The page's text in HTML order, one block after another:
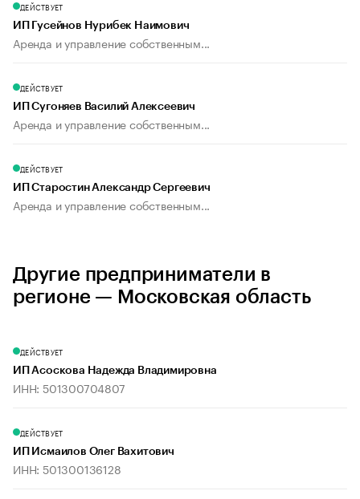
ДЕЙСТВУЕТ
ИП Гусейнов Нурибек Наимович
Аренда и управление собственным...
ДЕЙСТВУЕТ
ИП Сугоняев Василий Алексеевич
Аренда и управление собственным...
ДЕЙСТВУЕТ
ИП Старостин Александр Сергеевич
Аренда и управление собственным...
Другие предприниматели в
регионе — Московская область
ДЕЙСТВУЕТ
ИП Асоскова Надежда Владимировна
ИНН: 501300704807
ДЕЙСТВУЕТ
ИП Исмаилов Олег Вахитович
ИНН: 501300136128